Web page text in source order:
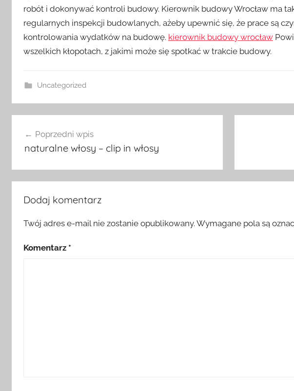
robót i dokonywać kontroli budowy. Kierownik budowy Wrocław ma
regularnych inspekcji budowlanych, ażeby upewnić się, że prace są
kontrolowania wydatków na budowę. kierownik budowy wrocław
wszelkich kłopotach, z jakimi może się spotkać w trakcie budowy.
Uncategorized
wpisuPoprzedni wpis
naturalne włosy – clip in włosy
Dodaj komentarz
Twój adres e-mail nie zostanie opublikowany. Wymagane pola są
Komentarz *